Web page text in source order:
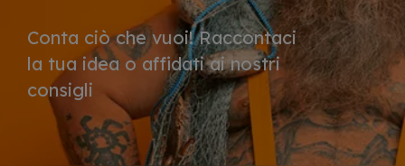
Conta ciò che vuoi! Raccontaci
la tua idea o affidati ai nostri
consigli